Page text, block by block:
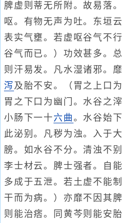
脾虚则蒂无所附。故易落。
呕。有物无声为吐。东垣
表实气壅。若虚呕谷气不
谷气而已。）功效甚多。
则汗易发。凡水湿诸邪。
泻 及胎不安。（胃之上口
胃之下口为幽门。水谷之
小肠下一十六曲。水谷始
此泌别。凡秽为浊。入于
膀。如水谷不分。清浊不
李士材云。脾士强者。自
多成于五泄。若土虚不能
干而为病。）亦靡不因其
则能治痞。同黄芩则能安